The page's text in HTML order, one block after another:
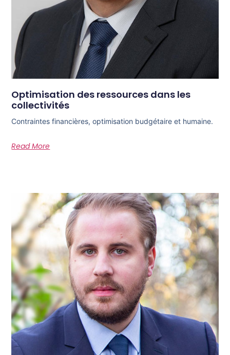
Optimisation des ressources dans les
collectivités
Contraintes financières, optimisation budgétaire et humaine.
Read More